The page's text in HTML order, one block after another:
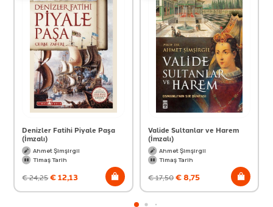
Denizler Fatihi Piyale Paşa
(İmzalı)
Ahmet Şimşirgil
Timaş Tarih
€24,25€12,13
Valide Sultanlar ve Harem
(İmzalı)
Ahmet Şimşirgil
Timaş Tarih
€17,50€8,75